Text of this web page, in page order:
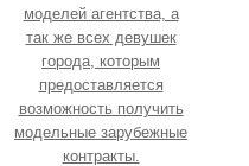
моделей агентства, а
так же всех девушек
города, которым
предоставляется
возможность получить
модельные зарубежные
контракты.